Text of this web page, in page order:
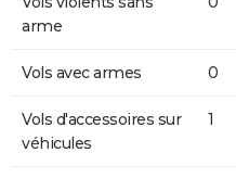
arme
Vols avec armes 0
Vols d'accessoires sur
véhicules
1